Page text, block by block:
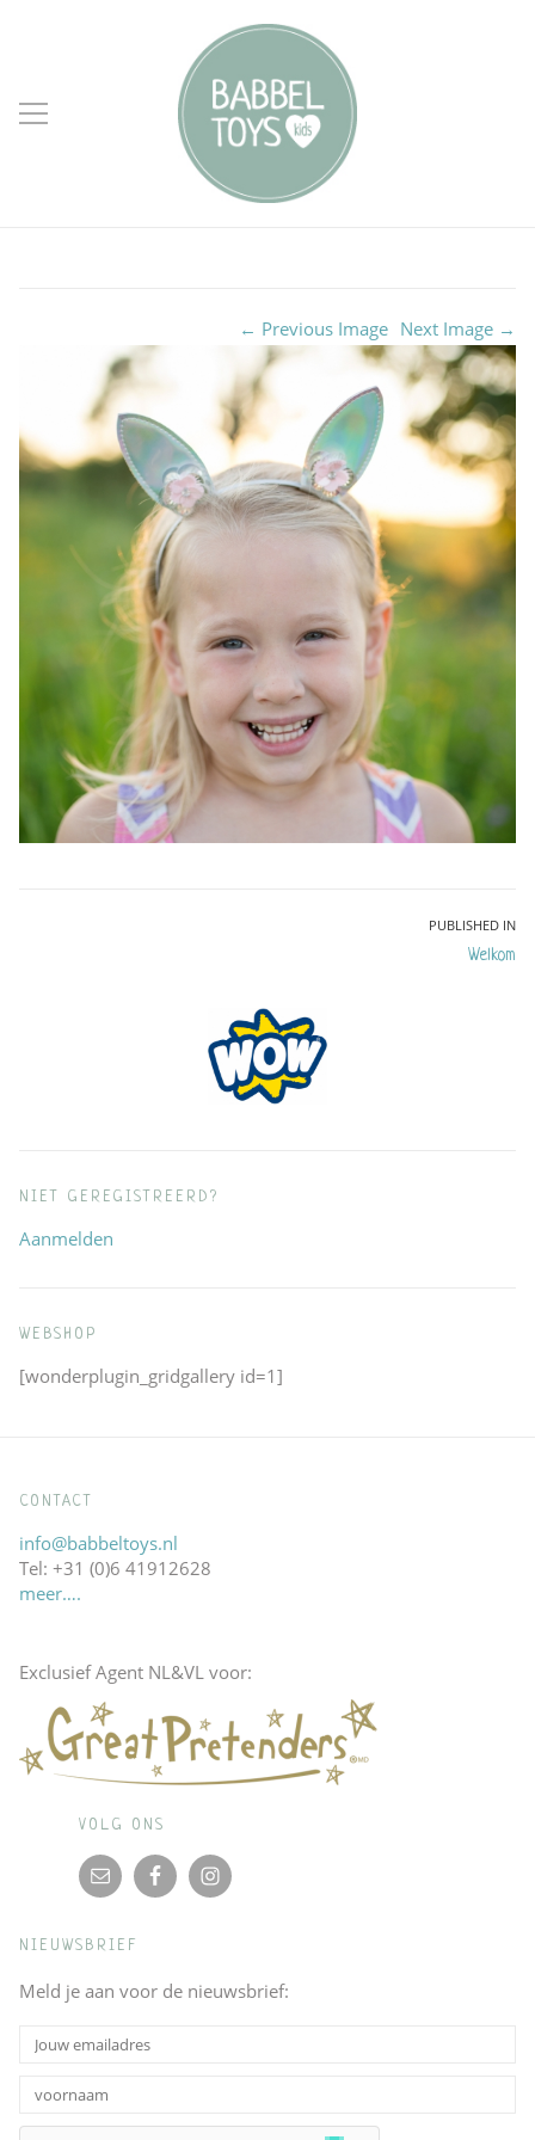
← Previous Image Next Image →
PUBLISHED IN
Welkom
NIET GEREGISTREERD?
Aanmelden
WEBSHOP
[wonderplugin_gridgallery id=1]
CONTACT
info@babbeltoys.nl
Tel: +31 (0)6 41912628
meer….
Exclusief Agent NL&VL voor:
VOLG ONS
NIEUWSBRIEF
Meld je aan voor de nieuwsbrief: